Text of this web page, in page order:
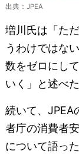
出典：JPEA
増川氏は「た
うわけではな
数をゼロにし
いく」と述べた
続いて、JPEA
者庁の消費者
について語った